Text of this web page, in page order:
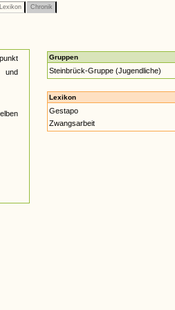
Chronik
und
Gruppen
Steinbrück-Gruppe (Jugendliche)
Lexikon
Gestapo
Zwangsarbeit